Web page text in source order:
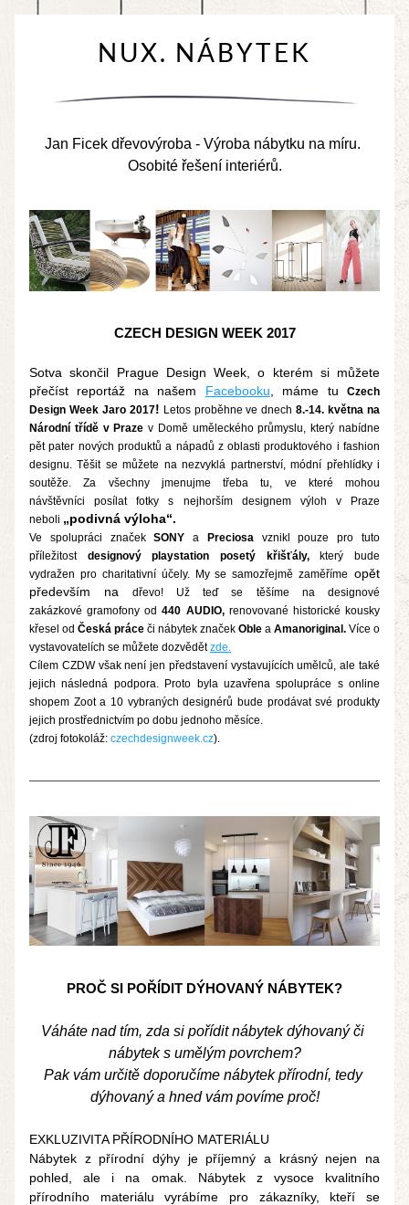
NUX. NÁBYTEK
Jan Ficek dřevovýroba - Výroba nábytku na míru.
Osobité řešení interiérů.
CZECH DESIGN WEEK 2017
Sotva skončil Prague Design Week, o kterém si můžete
přečíst reportáž na našem Facebooku , máme tu Czech
Design Week Jaro 2017! Letos proběhne ve dnech 8.-14. května na
Národní třídě v Praze v Domě uměleckého průmyslu, který nabídne
pět pater nových produktů a nápadů z oblasti produktového i fashion
designu. Těšit se můžete na nezvyklá partnerství, módní přehlídky i
soutěže. Za všechny jmenujme třeba tu, ve které mohou
návštěvníci posílat fotky s nejhorším designem výloh v Praze
neboli „podivná výloha“.
Ve spolupráci značek SONY a Preciosa vznikl pouze pro tuto
příležitost designový playstation posetý křišťály, který bude
vydražen pro charitativní účely. My se samozřejmě zaměříme opět
především na
dřevo! Už teď se těšíme na designové
zakázkové gramofony od 440 AUDIO, renovované historické kousky
křesel od Česká práce či nábytek značek Oble a Amanoriginal. Více o
vystavovatelích se můžete dozvědět zde.
Cílem CZDW však není jen představení vystavujících umělců, ale také
jejich následná podpora. Proto byla uzavřena spolupráce s online
shopem Zoot a 10 vybraných designérů bude prodávat své produkty
jejich prostřednictvím po dobu jednoho měsíce.
(zdroj fotokoláž: czechdesignweek.cz).
PROČ SI POŘÍDIT DÝHOVANÝ NÁBYTEK?
Váháte nad tím, zda si pořídit nábytek dýhovaný či
nábytek s umělým povrchem?
Pak vám určitě doporučíme nábytek přírodní, tedy
dýhovaný a hned vám povíme proč!
EXKLUZIVITA PŘÍRODNÍHO MATERIÁLU
Nábytek z přírodní dýhy je příjemný a krásný nejen na
pohled, ale i na omak. Nábytek z vysoce kvalitního
přírodního materiálu vyrábíme pro zákazníky, kteří se